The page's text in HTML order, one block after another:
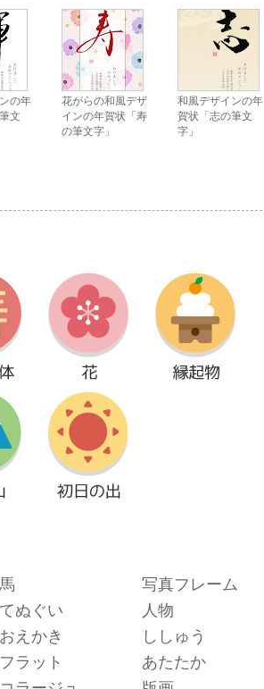
の年
文
花がらの和風デザ
インの年賀状「寿
の筆文字」
和風デザインの年
賀状「志の筆文
字」
馬
写真フレーム
てぬぐい
人物
おえかき
ししゅう
フラット
あたたか